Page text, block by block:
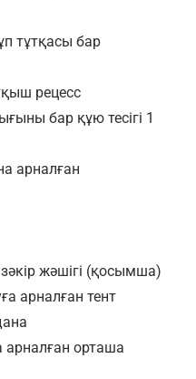
тұтқасы бар
рецесс
бар құю тесігі 1
арналған
жәшігі (қосымша)
арналған тент
орташа